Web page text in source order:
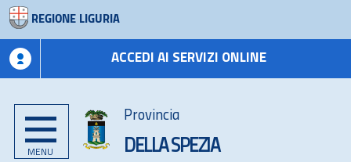
REGIONE LIGURIA
ACCEDI AI SERVIZI ONLINE
MENU
Provincia
DELLA SPEZIA